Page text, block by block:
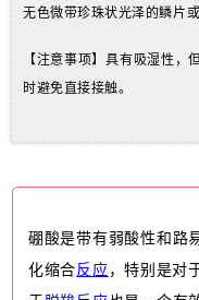
无色微带珍珠状光泽的鳞片
【注意事项】具有吸湿性，
时避免直接接触。
硼酸是带有弱酸性和路
化缩合反应，特别是对